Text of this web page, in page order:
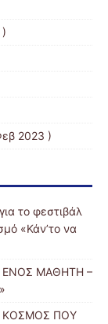
2023 )
το φεστιβάλ
«Κάν’το να
ΕΝΟΣ ΜΑΘΗΤΗ –
ΚΟΣΜΟΣ ΠΟΥ